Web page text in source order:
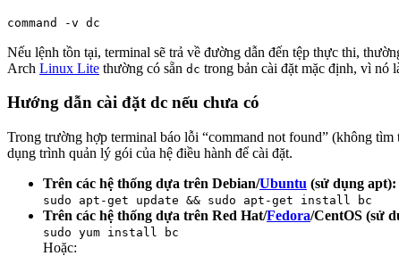
command -v dc
Nếu lệnh tồn tại, terminal sẽ trả về đường dẫn đến tệp thực thi,
Arch Linux Lite thường có sẵn dc trong bản cài đặt mặc định, vì nó
Hướng dẫn cài đặt dc nếu chưa có
Trong trường hợp terminal báo lỗi “command not found” (không
dụng trình quản lý gói của hệ điều hành để cài đặt.
Trên các hệ thống dựa trên Debian/Ubuntu (sử dụng apt):
sudo apt-get update && sudo apt-get install bc
Trên các hệ thống dựa trên Red Hat/Fedora/CentOS (sử
sudo yum install bc
Hoặc: